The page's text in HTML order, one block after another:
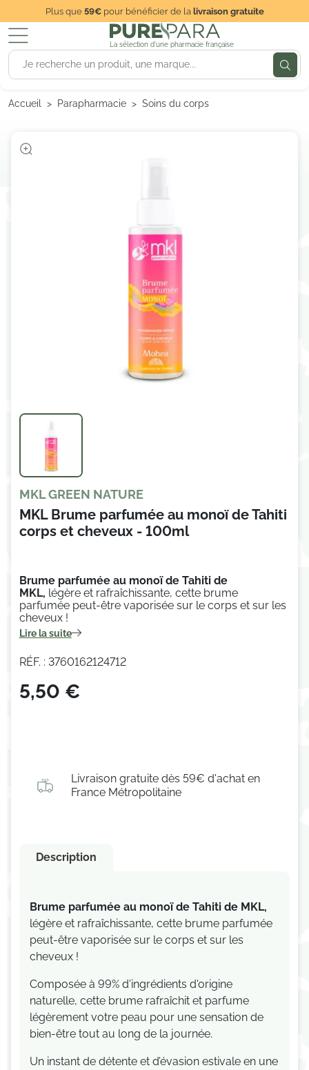
Plus que59€pour bénéficier de lalivraison gratuite
La sélection d'une pharmacie française
Accueil Parapharmacie Soins du corps
MKL GREEN NATURE
MKL Brume parfumée au monoï de Tahiti
corps et cheveux - 100ml
Brume parfumée au monoï de Tahiti de
MKL, légère et rafraîchissante, cette brume
parfumée peut-être vaporisée sur le corps et sur les
cheveux !
Lire la suite
RÉF. : 3760162124712
5,50 €
Livraison gratuite dès 59€ d'achat en
France Métropolitaine
Description
Brume parfumée au monoï de Tahiti de MKL,
légère et rafraîchissante, cette brume parfumée
peut-être vaporisée sur le corps et sur les
cheveux !
Composée à 99% d'ingrédients d'origine
naturelle, cette brume rafraîchit et parfume
légèrement votre peau pour une sensation de
bien-être tout au long de la journée.
Un instant de détente et d’évasion estivale en une